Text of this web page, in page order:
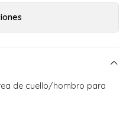
de cuello/hombro para